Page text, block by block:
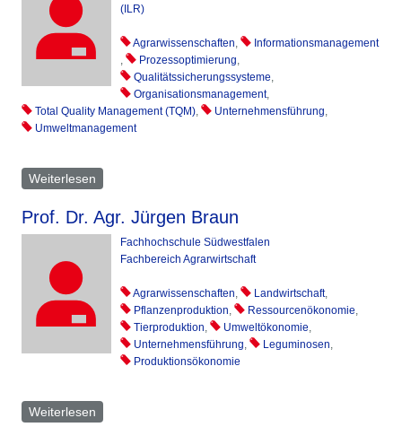
(ILR)
Agrarwissenschaften,
Informationsmanagement
,
Prozessoptimierung,
Qualitätssicherungssysteme,
Organisationsmanagement,
Total Quality Management (TQM), Unternehmensführung,
Umweltmanagement
Weiterlesen
Prof. Dr. Agr. Jürgen Braun
Fachhochschule Südwestfalen
Fachbereich Agrarwirtschaft
Agrarwissenschaften, Landwirtschaft,
Pflanzenproduktion, Ressourcenökonomie,
Tierproduktion, Umweltökonomie,
Unternehmensführung, Leguminosen,
Produktionsökonomie
Weiterlesen